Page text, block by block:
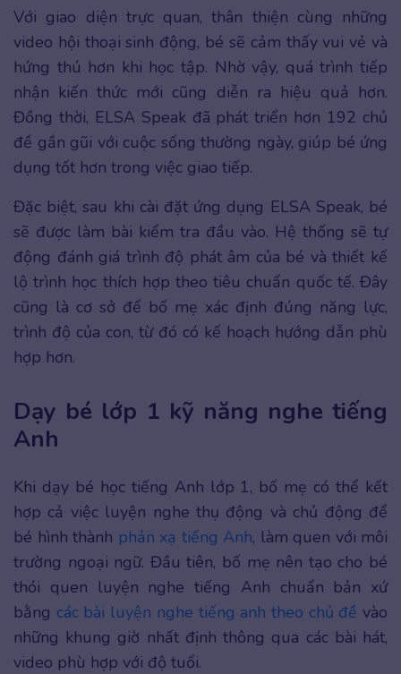
Với giao diện trực quan, thân thiện cùng những
video hội thoại sinh động, bé sẽ cảm thấy vui vẻ và
hứng thú hơn khi học tập. Nhờ vậy, quá trình tiếp
nhận kiến thức mới cũng diễn ra hiệu quả hơn.
Đồng thời, ELSA Speak đã phát triển hơn 192 chủ
đề gần gũi với cuộc sống thường ngày, giúp bé ứng
dụng tốt hơn trong việc giao tiếp.
Đặc biệt, sau khi cài đặt ứng dụng ELSA Speak, bé
sẽ được làm bài kiểm tra đầu vào. Hệ thống sẽ tự
động đánh giá trình độ phát âm của bé và thiết kế
lộ trình học thích hợp theo tiêu chuẩn quốc tế. Đây
cũng là cơ sở để bố mẹ xác định đúng năng lực,
trình độ của con, từ đó có kế hoạch hướng dẫn phù
hợp hơn.
Dạy bé lớp 1 kỹ năng nghe tiếng
Anh
Khi dạy bé học tiếng Anh lớp 1, bố mẹ có thể kết
hợp cả việc luyện nghe thụ động và chủ động để
bé hình thành phản xạ tiếng Anh, làm quen với môi
trường ngoại ngữ. Đầu tiên, bố mẹ nên tạo cho bé
thói quen luyện nghe tiếng Anh chuẩn bản xứ
bằng các bài luyện nghe tiếng anh theo chủ đề vào
những khung giờ nhất định thông qua các bài hát,
video phù hợp với độ tuổi.